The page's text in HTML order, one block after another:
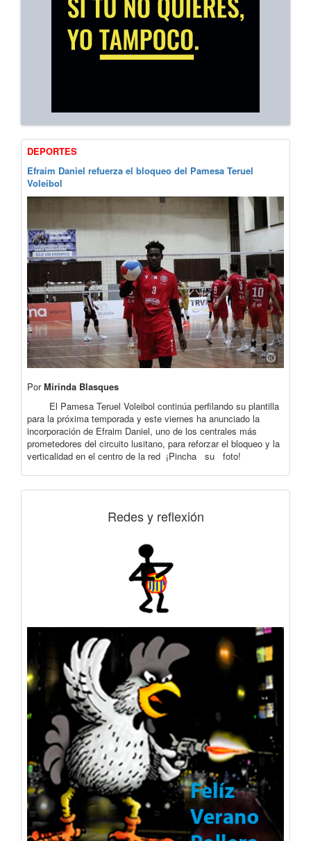
DEPORTES
Efraim Daniel refuerza el bloqueo del Pamesa Teruel
Voleibol
PorMirinda Blasques
El Pamesa Teruel Voleibol continúa perfilando su plantilla
para la próxima temporada y este viernes ha anunciado la
incorporación de Efraim Daniel, uno de los centrales más
prometedores del circuito lusitano, para reforzar el bloqueo y la
verticalidad en el centro de la red ¡Pincha su foto!
Redes y reflexión